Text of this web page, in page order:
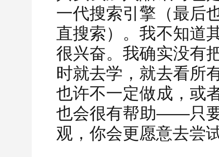
一代搜索引擎（最后
直搜索）。我不知道
很兴奋。我确实没有
时就去学，就去看所
也许不一定做成，或
也会很有帮助——只
观，你会更愿意去尝